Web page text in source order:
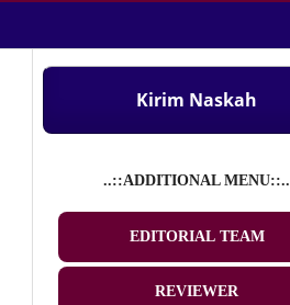
Kirim Naskah
..::ADDITIONAL MENU::..
EDITORIAL TEAM
REVIEWER